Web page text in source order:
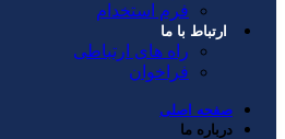
فرم استخدام
ارتباط با ما
راه های ارتباطی
فراخوان
صفحه اصلی
درباره ما